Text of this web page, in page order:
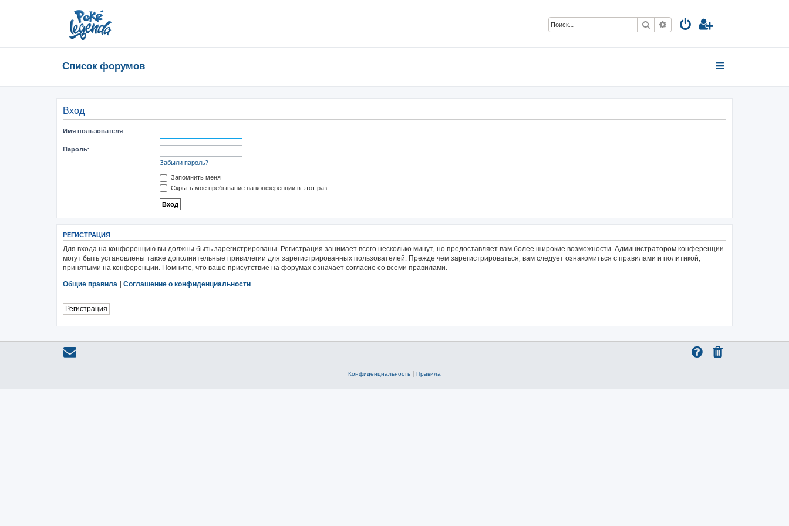
Поиск Расширенный поиск
Список форумов
Вход
Имя пользователя:
Пароль:
Забыли пароль?
Запомнить меня
Скрыть моё пребывание на конференции в этот раз
РЕГИСТРАЦИЯ
Для входа на конференцию вы должны быть зарегистрированы. Регистрация занимает всего несколько минут, но предоставляет вам более широкие возможности. Администратором конференции
могут быть установлены также дополнительные привилегии для зарегистрированных пользователей. Прежде чем зарегистрироваться, вам следует ознакомиться с правилами и политикой,
принятыми на конференции. Помните, что ваше присутствие на форумах означает согласие со всеми правилами.
Общие правила | Соглашение о конфиденциальности
Регистрация
Конфиденциальность | Правила